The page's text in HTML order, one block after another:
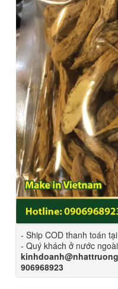
- Ship COD thanh toán
- Quý khách ở nước
906968923